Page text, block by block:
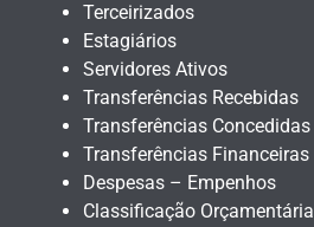
Terceirizados
Estagiários
Servidores Ativos
Transferências Recebidas
Transferências Concedidas
Transferências Financeiras
Despesas – Empenhos
Classificação Orçamentária